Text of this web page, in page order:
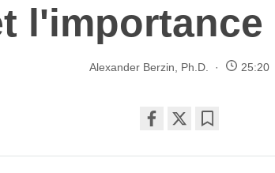
Alexander Berzin, Ph.D. 25:20
on